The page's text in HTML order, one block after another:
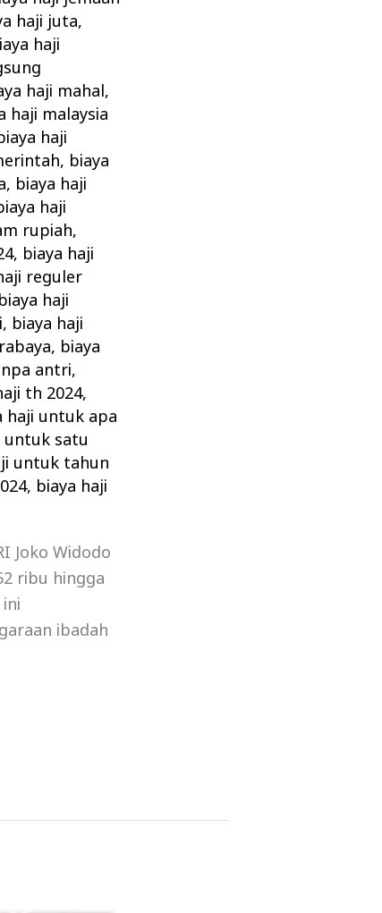
haji juta,
haji
haji mahal,
haji malaysia
haji
, biaya
, biaya haji
haji
rupiah,
, biaya haji
reguler
biaya haji
, biaya haji
, biaya
antri,
th 2024,
haji untuk apa
untuk satu
untuk tahun
, biaya haji
Joko Widodo
ribu hingga
ibadah